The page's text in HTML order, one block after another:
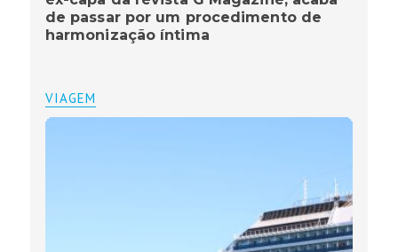
de passar por um procedimento de
harmonização íntima
VIAGEM